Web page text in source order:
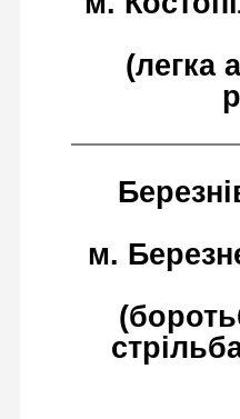
(легка
м.